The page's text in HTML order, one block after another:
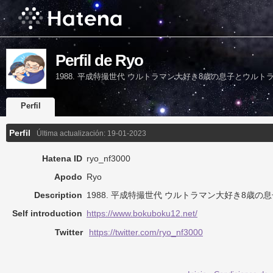
Perfil de Ryo
1988. 平成特撮世代 ウルトラマン大好き8歳の息子とウルト
Perfil
Perfil Última actualización: 19-01-2023
Hatena ID ryo_nf3000
Apodo Ryo
Description 1988. 平成特撮世代 ウルトラマン大好き8歳の
Self introduction https://www.bokuboku12.net/
Twitter
https://twitter.com/ryo_nf3000